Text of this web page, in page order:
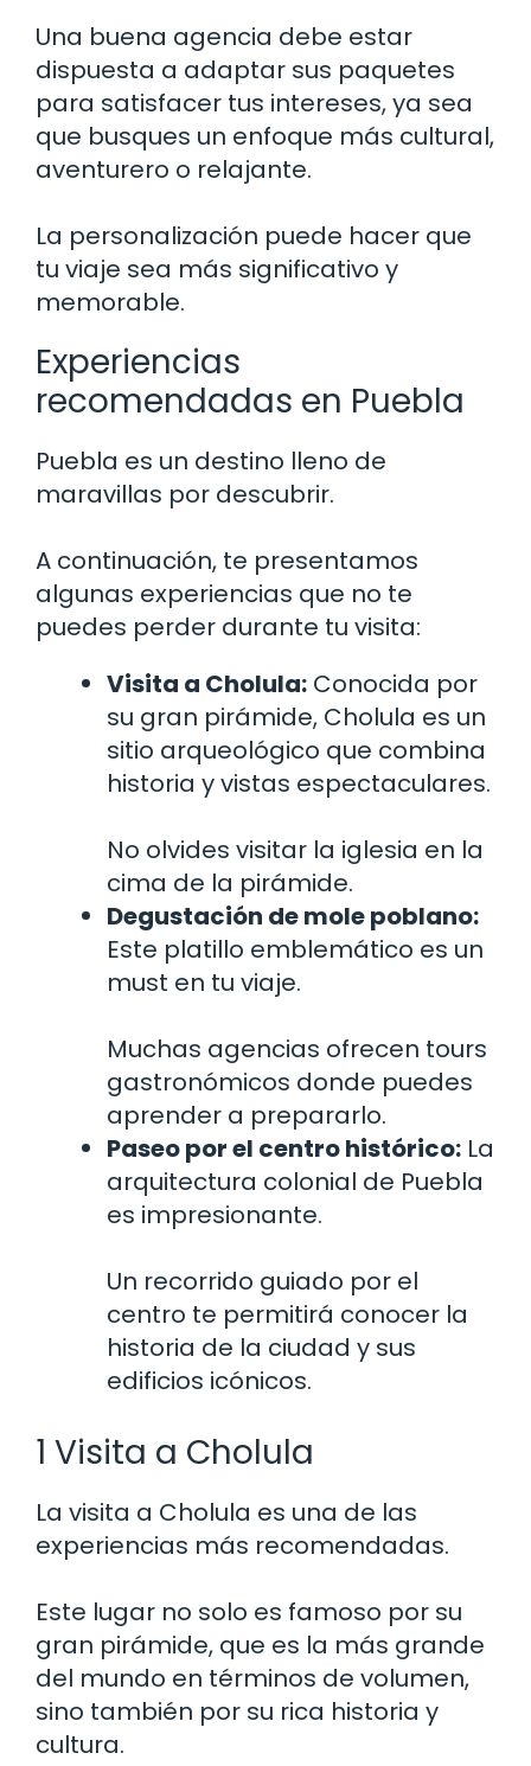
Una buena agencia debe estar
dispuesta a adaptar sus paquetes
para satisfacer tus intereses, ya sea
que busques un enfoque más cultural,
aventurero o relajante.
La personalización puede hacer que
tu viaje sea más significativo y
memorable.
Experiencias
recomendadas en Puebla
Puebla es un destino lleno de
maravillas por descubrir.
A continuación, te presentamos
algunas experiencias que no te
puedes perder durante tu visita:
Visita a Cholula: Conocida por
su gran pirámide, Cholula es un
sitio arqueológico que combina
historia y vistas espectaculares.
No olvides visitar la iglesia en la
cima de la pirámide.
Degustación de mole poblano:
Este platillo emblemático es un
must en tu viaje.
Muchas agencias ofrecen tours
gastronómicos donde puedes
aprender a prepararlo.
Paseo por el centro histórico: La
arquitectura colonial de Puebla
es impresionante.
Un recorrido guiado por el
centro te permitirá conocer la
historia de la ciudad y sus
edificios icónicos.
1 Visita a Cholula
La visita a Cholula es una de las
experiencias más recomendadas.
Este lugar no solo es famoso por su
gran pirámide, que es la más grande
del mundo en términos de volumen,
sino también por su rica historia y
cultura.